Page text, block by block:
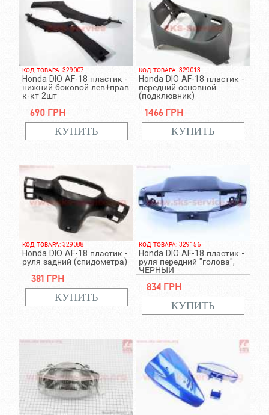
КОД ТОВАРА: 329007
Honda DIO AF-18 пластик -
нижний боковой лев+прав
к-кт 2шт
690 грн
КОД ТОВАРА: 329013
Honda DIO AF-18 пластик -
передний основной
(подклювник)
1466 грн
КОД ТОВАРА: 329088
Honda DIO AF-18 пластик -
руля задний (спидометра)
381 грн
КОД ТОВАРА: 329156
Honda DIO AF-18 пластик -
руля передний "голова",
ЧЕРНЫЙ
834 грн